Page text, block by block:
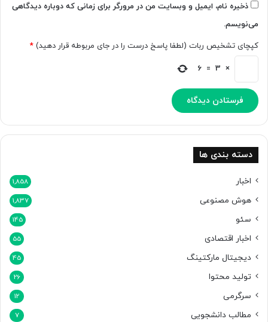
ذخیره نام، ایمیل و وبسایت من در مرورگر برای زمانی که دوباره دیدگاهی
می‌نویسم.
کپچای تشخیص ربات (لطفا پاسخ درست را در جای مربوطه قرار دهید) *
×
3
=
6
دسته بندی ها
اخبار 1,858
هوش مصنوعی 1,837
سئو 145
اخبار اقتصادی 55
دیجیتال مارکتینگ 45
تولید محتوا 26
سرگرمی 12
مطالب دانشجویی 7